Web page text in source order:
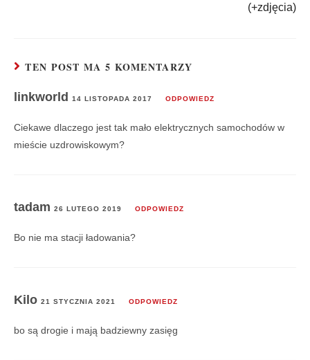
(+zdjęcia)
TEN POST MA 5 KOMENTARZY
linkworld 14 LISTOPADA 2017 ODPOWIEDZ
Ciekawe dlaczego jest tak mało elektrycznych samochodów w
mieście uzdrowiskowym?
tadam 26 LUTEGO 2019 ODPOWIEDZ
Bo nie ma stacji ładowania?
Kilo 21 STYCZNIA 2021 ODPOWIEDZ
bo są drogie i mają badziewny zasięg